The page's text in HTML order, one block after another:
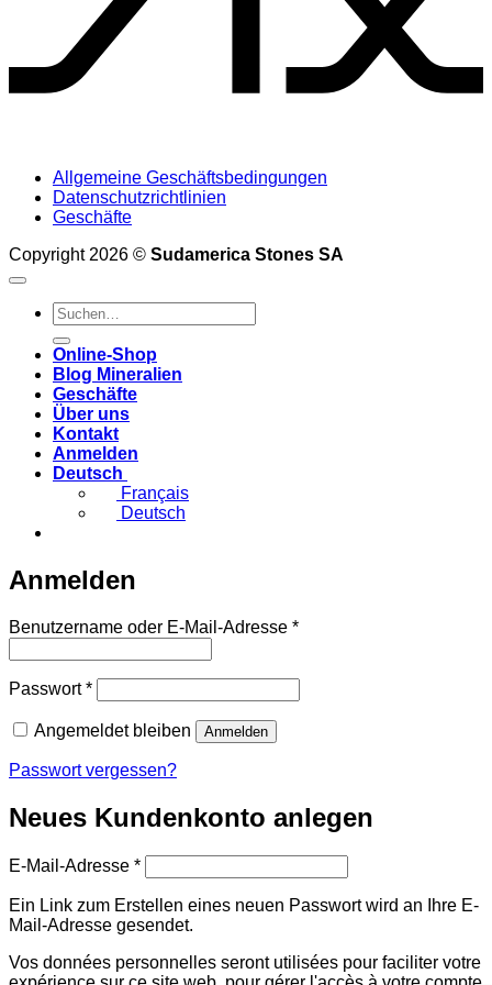
Allgemeine Geschäftsbedingungen
Datenschutzrichtlinien
Geschäfte
Copyright 2026 © Sudamerica Stones SA
Suche
nach:
Online-Shop
Blog Mineralien
Geschäfte
Über uns
Kontakt
Anmelden
Deutsch
Français
Deutsch
Anmelden
Benutzername oder E-Mail-Adresse *Erforderlich
Passwort*Erforderlich
Angemeldet bleiben Anmelden
Passwort vergessen?
Neues Kundenkonto anlegen
E-Mail-Adresse *Erforderlich
Ein Link zum Erstellen eines neuen Passwort wird an Ihre E-
Mail-Adresse gesendet.
Vos données personnelles seront utilisées pour faciliter votre